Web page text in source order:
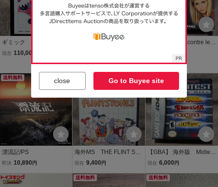
ギミック ファミコン
SUNSOFT 箱 取
現在 110,000
海外版 新品未開封シュ
Yahoo!フリマ
【GBA】 Buffy contre les
り） ゲームボーイアド
送料無料
漂流記/PS
即決 10,890 円
海外MS THE FLINT STO
NES （ケース、取説有
現在 9,400 円
本日終了
【GBA】 海外版 Midwa
y's GREATEST Arcade Hit
ームボーイアドバンス
現在 6,000 円
送料無料 送料無料
close Go to Buyee site